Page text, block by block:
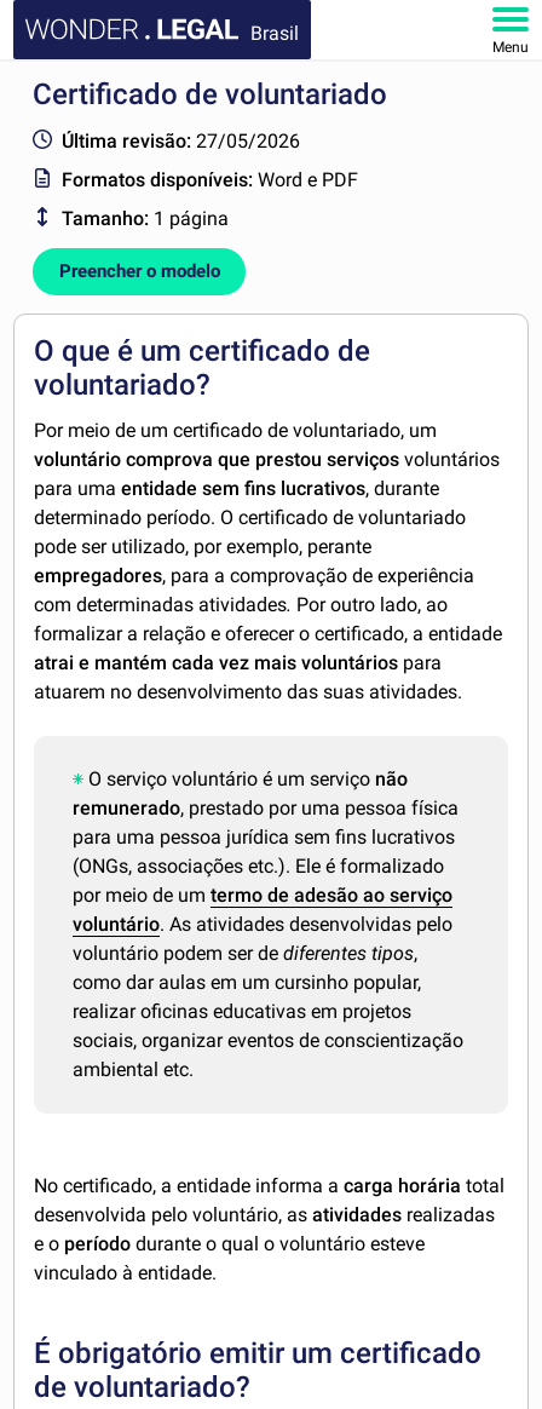
Brasil
Menu
HOME
DOCUMENTOS
FAQ
MINHA CONTA
Certificado de voluntariado
Última revisão: 27/05/2026
Formatos disponíveis:Word e PDF
Tamanho: 1 página
Preencher o modelo
O que é um certificado de
voluntariado?
Por meio de um certificado de voluntariado, um
voluntário comprova que prestou serviços voluntários
para umaentidade sem fins lucrativos, durante
determinado período. O certificado de voluntariado
pode ser utilizado, por exemplo, perante
empregadores, para a comprovação de experiência
com determinadas atividades. Por outro lado, ao
formalizar a relação e oferecer o certificado, a entidade
atrai e mantém cada vez mais voluntários para
atuarem no desenvolvimento das suas atividades.
O serviço voluntário é um serviço não
remunerado, prestado por uma pessoa física
para uma pessoa jurídica sem fins lucrativos
(ONGs, associações etc.). Ele é formalizado
por meio de umtermo de adesão ao serviço
voluntário. As atividades desenvolvidas pelo
voluntário podem ser dediferentes tipos,
como dar aulas em um cursinho popular,
realizar oficinas educativas em projetos
sociais, organizar eventos de conscientização
ambiental etc.
No certificado, a entidade informa acarga horária total
desenvolvida pelo voluntário, asatividades realizadas
e o período durante o qual o voluntário esteve
vinculado à entidade.
É obrigatório emitir um certificado
de voluntariado?